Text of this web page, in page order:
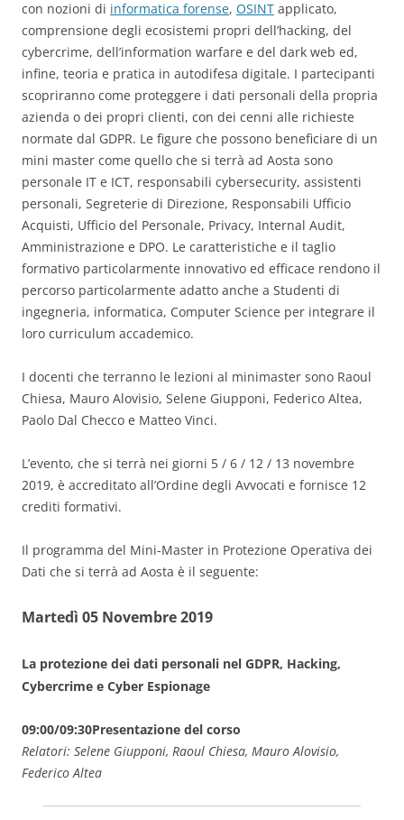
con nozioni di informatica forense, OSINT applicato,
comprensione degli ecosistemi propri dell’hacking, del
cybercrime, dell’information warfare e del dark web ed,
infine, teoria e pratica in autodifesa digitale. I partecipanti
scopriranno come proteggere i dati personali della propria
azienda o dei propri clienti, con dei cenni alle richieste
normate dal GDPR. Le figure che possono beneficiare di un
mini master come quello che si terrà ad Aosta sono
personale IT e ICT, responsabili cybersecurity, assistenti
personali, Segreterie di Direzione, Responsabili Ufficio
Acquisti, Ufficio del Personale, Privacy, Internal Audit,
Amministrazione e DPO. Le caratteristiche e il taglio
formativo particolarmente innovativo ed efficace rendono il
percorso particolarmente adatto anche a Studenti di
ingegneria, informatica, Computer Science per integrare il
loro curriculum accademico.
I docenti che terranno le lezioni al minimaster sono Raoul
Chiesa, Mauro Alovisio, Selene Giupponi, Federico Altea,
Paolo Dal Checco e Matteo Vinci.
L’evento, che si terrà nei giorni 5 / 6 / 12 / 13 novembre
2019, è accreditato all’Ordine degli Avvocati e fornisce 12
crediti formativi.
Il programma del Mini-Master in Protezione Operativa dei
Dati che si terrà ad Aosta è il seguente:
Martedì 05 Novembre 2019
La protezione dei dati personali nel GDPR, Hacking,
Cybercrime e Cyber Espionage
09:00/09:30Presentazione del corso
Relatori: Selene Giupponi, Raoul Chiesa, Mauro Alovisio,
Federico Altea